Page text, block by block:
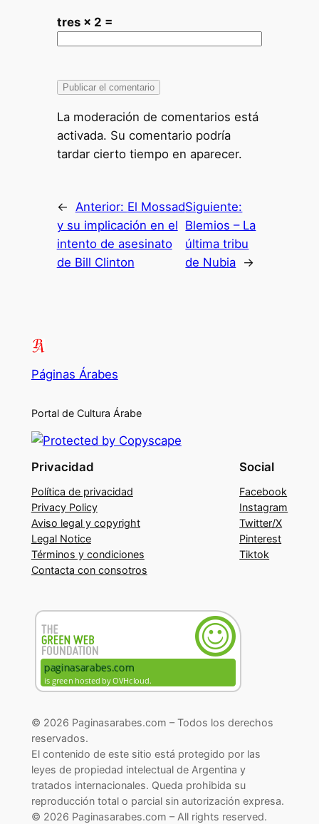
tres × 2 =
La moderación de comentarios está
activada. Su comentario podría
tardar cierto tiempo en aparecer.
← Anterior: El Mossad
y su implicación en el
intento de asesinato
de Bill Clinton
Siguiente:
Blemios – La
última tribu
de Nubia →
Páginas Árabes
Portal de Cultura Árabe
Privacidad
Política de privacidad
Privacy Policy
Aviso legal y copyright
Legal Notice
Términos y condiciones
Contacta con consotros
Social
Facebook
Instagram
Twitter/X
Pinterest
Tiktok
© 2026 Paginasarabes.com – Todos los derechos
reservados.
El contenido de este sitio está protegido por las
leyes de propiedad intelectual de Argentina y
tratados internacionales. Queda prohibida su
reproducción total o parcial sin autorización expresa.
© 2026 Paginasarabes.com – All rights reserved.